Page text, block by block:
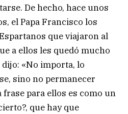
De hecho, hace unos
el Papa Francisco los
que viajaron al
a ellos les quedó mucho
dijo: «No importa, lo
sino no permanecer
frase para ellos es como un
que hay que